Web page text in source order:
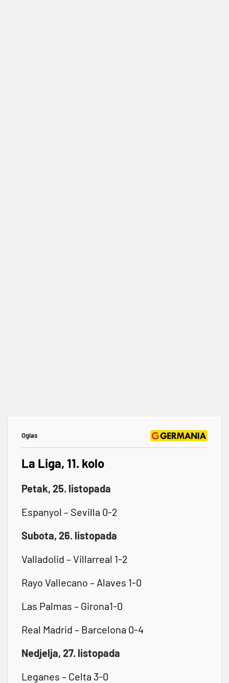
Oglas
La Liga, 11. kolo
Petak, 25. listopada
Espanyol – Sevilla 0-2
Subota, 26. listopada
Valladolid – Villarreal 1-2
Rayo Vallecano – Alaves 1-0
Las Palmas – Girona1-0
Real Madrid – Barcelona 0-4
Nedjelja, 27. listopada
Leganes – Celta 3-0